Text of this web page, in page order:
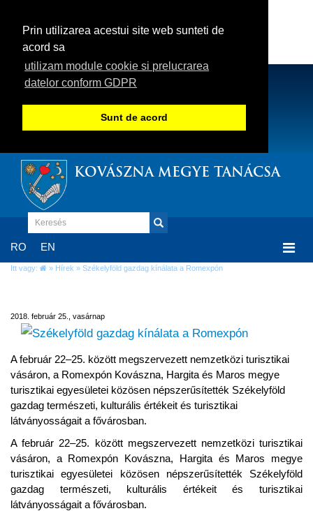
Prin utilizarea acestui site web sunteti de
acord sa
utilizam module cookie si prelucrarea
datelor conform GDPR
Sunt de acord
KOVÁSZNA MEGYE TANÁCSA
RO EN
Itt vagy: » Hírek » Székelyföld gazdag kínálata a Romexpón
2018. február 25., vasárnap
A február 22–25. között megszervezett nemzetközi turisztikai
vásáron, a Romexpón Kovászna, Hargita és Maros megye
turisztikai egyesületei közösen népszerűsítették Székelyföld
gazdag természeti, kulturális értékeit és turisztikai
látványosságait a fővárosban.
A február 22–25. között megszervezett nemzetközi turisztikai
vásáron, a Romexpón Kovászna, Hargita és Maros megye
turisztikai egyesületei közösen népszerűsítették Székelyföld
gazdag természeti, kulturális értékeit és turisztikai
látványosságait a fővárosban.